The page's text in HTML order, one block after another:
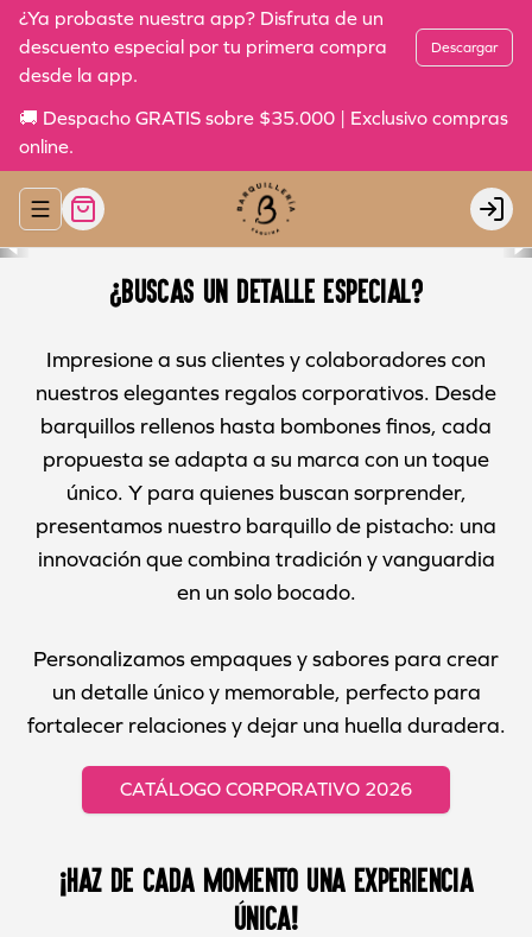
¿Ya probaste nuestra app? Disfruta de un
descuento especial por tu primera compra
desde la app.
Descargar
🚚 Despacho GRATIS sobre $35.000 | Exclusivo compras
online.
Abrir menu de navegación Login
¿Buscas un detalle especial?
Impresione a sus clientes y colaboradores con
nuestros elegantes regalos corporativos. Desde
barquillos rellenos hasta bombones finos, cada
propuesta se adapta a su marca con un toque
único. Y para quienes buscan sorprender,
presentamos nuestro barquillo de pistacho: una
innovación que combina tradición y vanguardia
en un solo bocado.
Personalizamos empaques y sabores para crear
un detalle único y memorable, perfecto para
fortalecer relaciones y dejar una huella duradera.
CATÁLOGO CORPORATIVO 2026
¡Haz de cada momento una experiencia
única!